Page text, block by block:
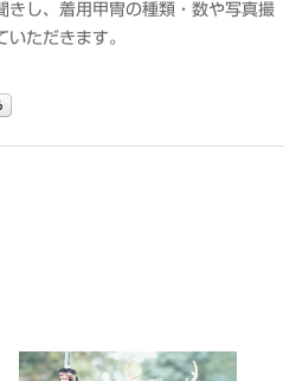
きし、着用甲冑の種類・数や写真撮
ただきます。